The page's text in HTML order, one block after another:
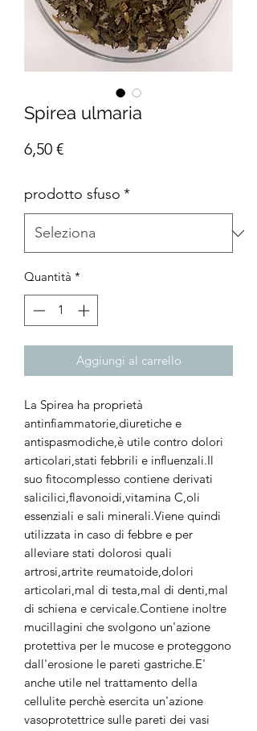
Spirea ulmaria
6,50 €Prezzo
prodotto sfuso *
Quantità *
Aggiungi al carrello
La Spirea ha proprietà
antinfiammatorie,diuretiche e
antispasmodiche,è utile contro dolori
articolari,stati febbrili e influenzali.Il
suo fitocomplesso contiene derivati
salicilici,flavonoidi,vitamina C,oli
essenziali e sali minerali.Viene quindi
utilizzata in caso di febbre e per
alleviare stati dolorosi quali
artrosi,artrite reumatoide,dolori
articolari,mal di testa,mal di denti,mal
di schiena e cervicale.Contiene inoltre
mucillagini che svolgono un'azione
protettiva per le mucose e proteggono
dall'erosione le pareti gastriche.E'
anche utile nel trattamento della
cellulite perchè esercita un'azione
vasoprotettrice sulle pareti dei vasi